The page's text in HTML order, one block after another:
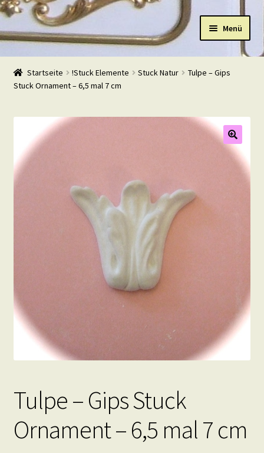
Navigation
Zum
Inhalt
Menü
Start
Shop
Warenkorb
Mein Konto
Kasse
Startseite !Stuck Elemente Stuck Natur
Tulpe – Gips
Stuck Ornament – 6,5 mal 7 cm
Tulpe – Gips Stuck
Ornament – 6,5 mal 7 cm